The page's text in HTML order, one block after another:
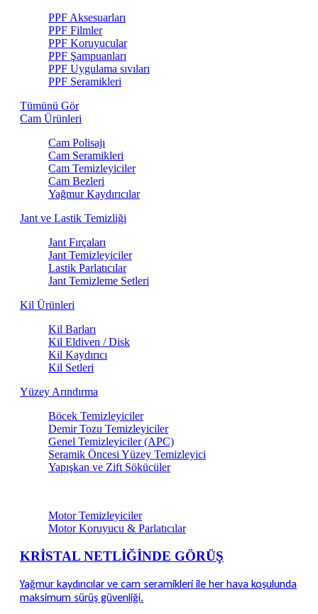
PPF Aksesuarları
PPF Filmler
PPF Koruyucular
PPF Şampuanları
PPF Uygulama sıvıları
PPF Seramikleri
Tümünü Gör
Cam Ürünleri
Cam Polisajı
Cam Seramikleri
Cam Temizleyiciler
Cam Bezleri
Yağmur Kaydırıcılar
Jant ve Lastik Temizliği
Jant Fırçaları
Jant Temizleyiciler
Lastik Parlatıcılar
Jant Temizleme Setleri
Kil Ürünleri
Kil Barları
Kil Eldiven / Disk
Kil Kaydırıcı
Kil Setleri
Yüzey Arındırma
Böcek Temizleyiciler
Demir Tozu Temizleyiciler
Genel Temizleyiciler (APC)
Seramik Öncesi Yüzey Temizleyici
Yapışkan ve Zift Sökücüler
Motor Temizleyiciler
Motor Koruyucu & Parlatıcılar
KRİSTAL NETLİĞİNDE GÖRÜŞ
Yağmur kaydırıcılar ve cam seramikleri ile her hava koşulunda
maksimum sürüş güvenliği.